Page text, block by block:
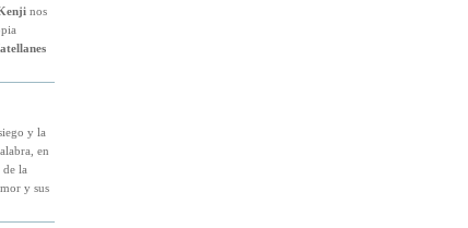
nos
y la
en
la
y sus